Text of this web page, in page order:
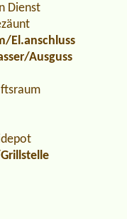
Dienst
El.anschluss
Ausguss